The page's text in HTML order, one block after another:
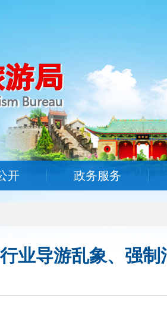
开 政务服务
业导游乱象、强